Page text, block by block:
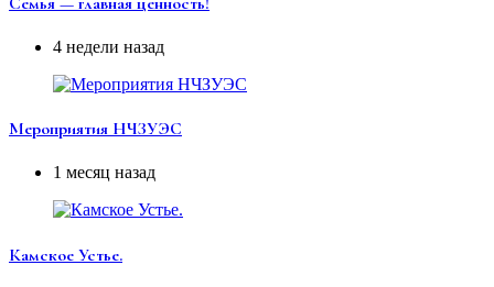
4 недели назад
Мероприятия НЧЗУЭС
1 месяц назад
Камское Устье.